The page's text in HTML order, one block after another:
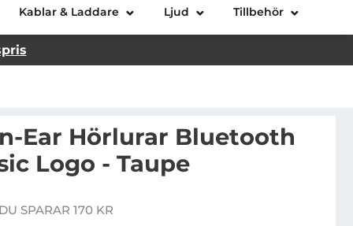
Kablar & Laddare Ljud Tillbehör
Ear Hörlurar Bluetooth
Logo - Taupe
pris
SPARAR 170 KR